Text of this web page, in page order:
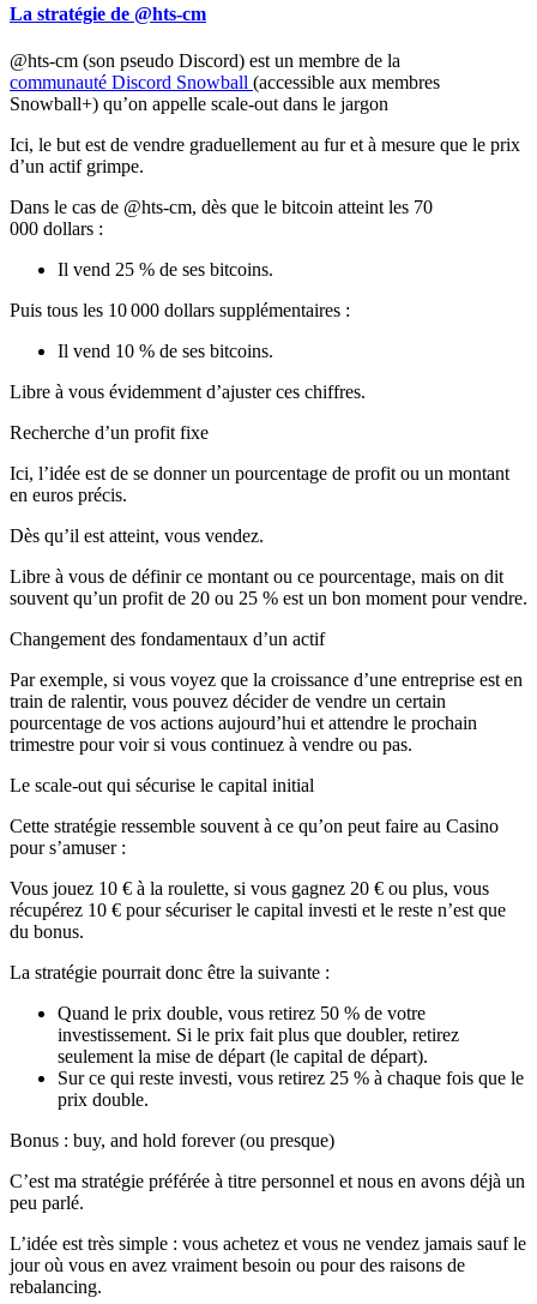
La stratégie de @hts-cm
@hts-cm (son pseudo Discord) est un membre de la
communauté Discord Snowball (accessible aux membres
Snowball+) qu’on appelle scale-out dans le jargon
Ici, le but est de vendre graduellement au fur et à mesure que le prix
d’un actif grimpe.
Dans le cas de @hts-cm, dès que le bitcoin atteint les 70
000 dollars :
Il vend 25 % de ses bitcoins.
Puis tous les 10 000 dollars supplémentaires :
Il vend 10 % de ses bitcoins.
Libre à vous évidemment d’ajuster ces chiffres.
Recherche d’un profit fixe
Ici, l’idée est de se donner un pourcentage de profit ou un montant
en euros précis.
Dès qu’il est atteint, vous vendez.
Libre à vous de définir ce montant ou ce pourcentage, mais on dit
souvent qu’un profit de 20 ou 25 % est un bon moment pour vendre.
Changement des fondamentaux d’un actif
Par exemple, si vous voyez que la croissance d’une entreprise est en
train de ralentir, vous pouvez décider de vendre un certain
pourcentage de vos actions aujourd’hui et attendre le prochain
trimestre pour voir si vous continuez à vendre ou pas.
Le scale-out qui sécurise le capital initial
Cette stratégie ressemble souvent à ce qu’on peut faire au Casino
pour s’amuser :
Vous jouez 10 € à la roulette, si vous gagnez 20 € ou plus, vous
récupérez 10 € pour sécuriser le capital investi et le reste n’est que
du bonus.
La stratégie pourrait donc être la suivante :
Quand le prix double, vous retirez 50 % de votre
investissement. Si le prix fait plus que doubler, retirez
seulement la mise de départ (le capital de départ).
Sur ce qui reste investi, vous retirez 25 % à chaque fois que le
prix double.
Bonus : buy, and hold forever(ou presque)
C’est ma stratégie préférée à titre personnel et nous en avons déjà un
peu parlé.
L’idée est très simple : vous achetez et vous ne vendez jamais sauf le
jour où vous en avez vraiment besoin ou pour des raisons de
rebalancing.